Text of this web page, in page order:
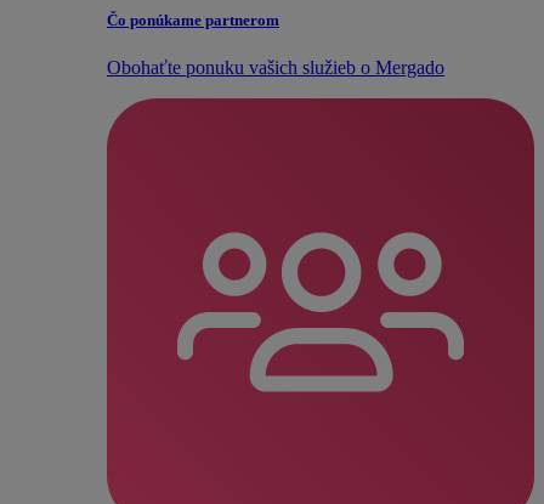
Čo ponúkame partnerom
Obohaťte ponuku vašich služieb o Mergado